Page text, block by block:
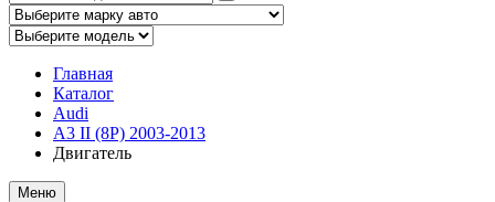
Главная
Каталог
Audi
A3 II (8P) 2003-2013
Двигатель
Меню